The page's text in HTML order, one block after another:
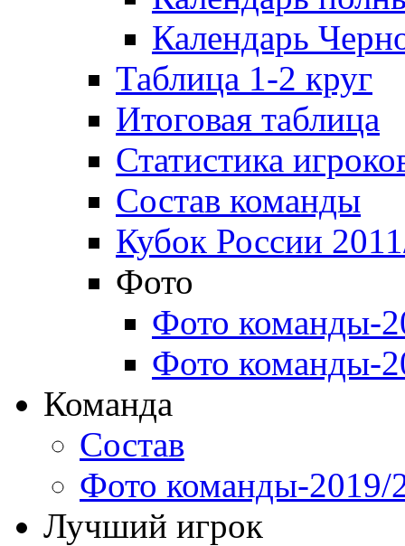
Календарь
Таблица 1-2 круг
Итоговая таблица
Статистика
Состав команды
Кубок России
Фото
Фото команды-
Фото команды-
Команда
Состав
Фото команды-2019/
Лучший игрок